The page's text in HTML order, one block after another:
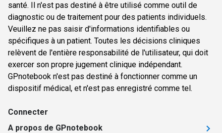
santé. Il n'est pas destiné à être utilisé comme outil de
diagnostic ou de traitement pour des patients individuels.
Veuillez ne pas saisir d'informations identifiables ou
spécifiques à un patient. Toutes les décisions cliniques
relèvent de l'entière responsabilité de l'utilisateur, qui doit
exercer son propre jugement clinique indépendant.
GPnotebook n'est pas destiné à fonctionner comme un
dispositif médical, et n'est pas enregistré comme tel.
Connecter
A propos de GPnotebook